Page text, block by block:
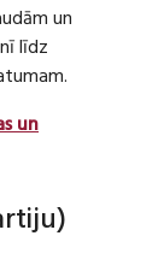
un
līdz
un